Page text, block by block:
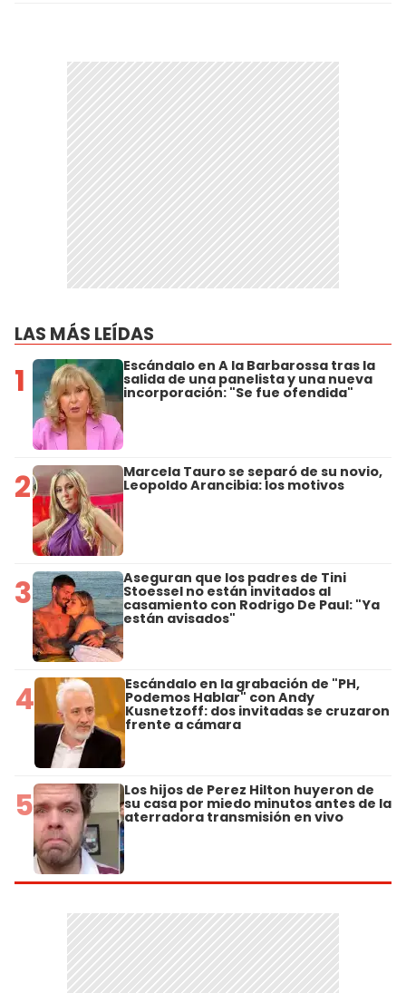
LAS MÁS LEÍDAS
1 Escándalo en A la Barbarossa tras la
salida de una panelista y una nueva
incorporación: "Se fue ofendida"
2 Marcela Tauro se separó de su novio,
Leopoldo Arancibia: los motivos
3 Aseguran que los padres de Tini
Stoessel no están invitados al
casamiento con Rodrigo De Paul: "Ya
están avisados"
4 Escándalo en la grabación de "PH,
Podemos Hablar" con Andy
Kusnetzoff: dos invitadas se cruzaron
frente a cámara
5 Los hijos de Perez Hilton huyeron de
su casa por miedo minutos antes de la
aterradora transmisión en vivo